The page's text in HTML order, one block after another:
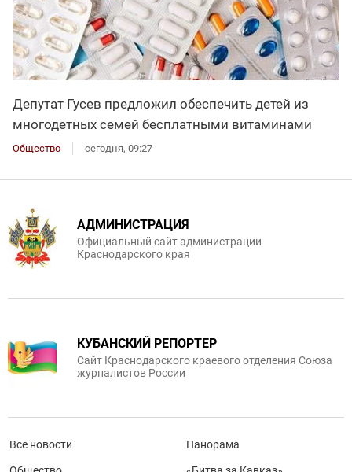
Депутат Гусев предложил обеспечить детей из
многодетных семей бесплатными витаминами
Общество сегодня, 09:27
АДМИНИСТРАЦИЯ
Официальный сайт администрации
Краснодарского края
КУБАНСКИЙ РЕПОРТЕР
Сайт Краснодарского краевого отделения Союза
журналистов России
Все новости Панорама